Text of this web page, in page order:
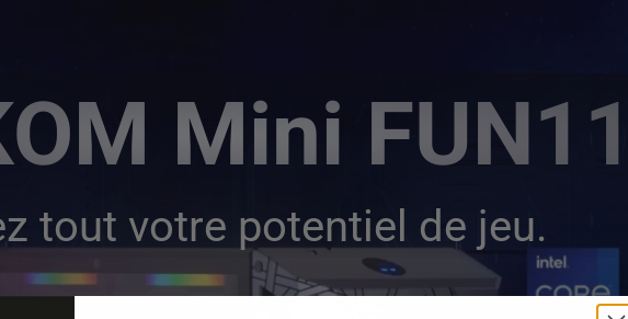
Mini FUN11
tout votre potentiel de jeu.